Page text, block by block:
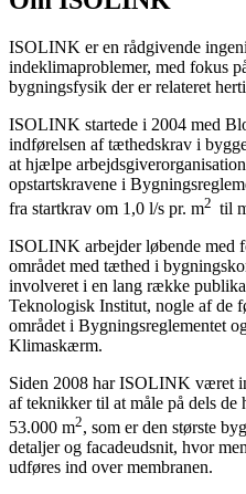
ISOLINK er en rådgivende
indeklimaproblemer, med fokus
bygningsfysik der er relateret
ISOLINK startede i 2004 med
indførelsen af tæthedskrav i
at hjælpe
opstartskravene i
fra startkrav om 1,0 l/s pr. m2 til
ISOLINK arbejder løbende med
området med tæthed i
involveret i en lang række
Teknologisk Institut, nogle af de
området i Bygningsreglementet
Klimaskærm.
Siden 2008 har ISOLINK været
af teknikker til at måle på dels de
53.000 m2, som er den største
detaljer og facadeudsnit, hvor
udføres ind over membranen.